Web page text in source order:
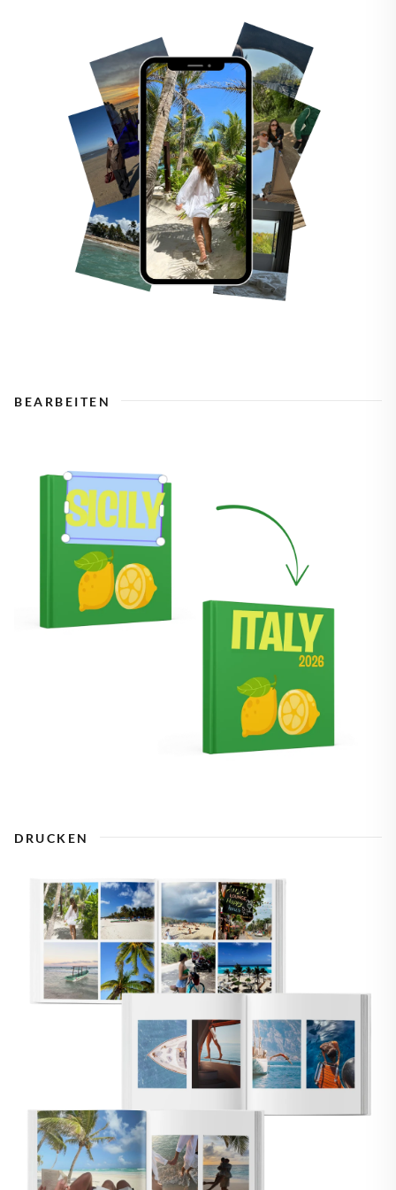
BEARBEITEN
DRUCKEN